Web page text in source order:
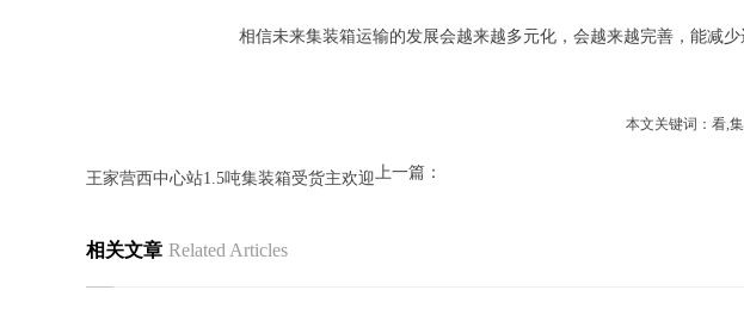
相信未来集装箱运输的发展会越来越多元化，会越来越完善，能
本文关键词：看,
上一篇：
王家营西中心站1.5吨集装箱受货主欢迎
相关文章 Related Articles